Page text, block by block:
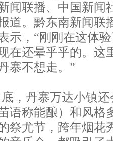
闻联播、中国新闻
道。黔东南新闻联
示，“刚刚在这体
在还晕乎乎的。这
寨不想走。”
，丹寨万达小镇
语称能酿）和风格
祭尤节，跨年烟花